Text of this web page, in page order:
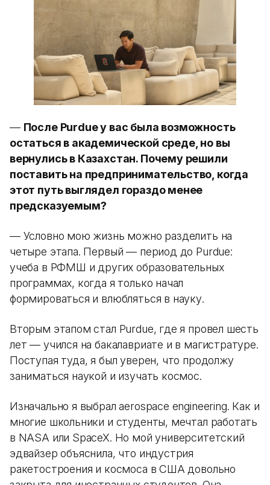
— После Purdue у вас была возможность
остаться в академической среде, но вы
вернулись в Казахстан. Почему решили
поставить на предпринимательство, когда
этот путь выглядел гораздо менее
предсказуемым?
— Условно мою жизнь можно разделить на
четыре этапа. Первый — период до Purdue:
учеба в РФМШ и других образовательных
программах, когда я только начал
формироваться и влюбляться в науку.
Вторым этапом стал Purdue, где я провел шесть
лет — учился на бакалавриате и в магистратуре.
Поступая туда, я был уверен, что продолжу
заниматься наукой и изучать космос.
Изначально я выбрал aerospace engineering. Как и
многие школьники и студенты, мечтал работать
в NASA или SpaceX. Но мой университетский
эдвайзер объяснила, что индустрия
ракетостроения и космоса в США довольно